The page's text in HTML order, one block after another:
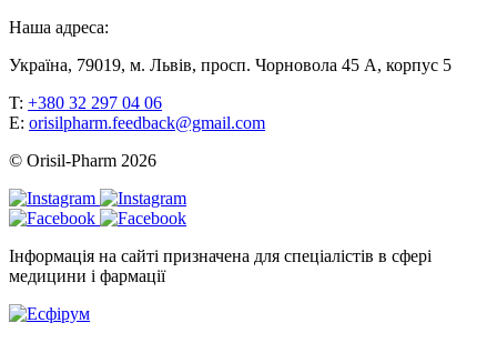
Наша адреса:
Україна, 79019, м. Львів, просп. Чорновола 45 А, корпус 5
T: +380 32 297 04 06
E: orisilpharm.feedback@gmail.com
© Orisil-Pharm 2026
Інформація на сайті призначена для спеціалістів в сфері
медицини і фармації